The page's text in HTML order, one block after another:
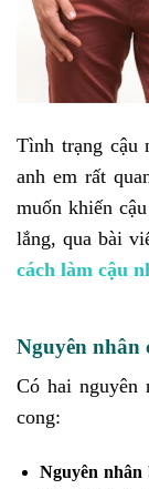
Tình trạng cậu
anh em rất
muốn khiến
lắng, qua bài
cách làm cậu
Nguyên nhân
Có hai nguyên
cong:
Nguyên nhân